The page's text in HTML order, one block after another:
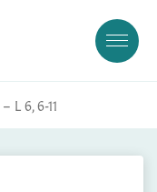
L 6, 6-11